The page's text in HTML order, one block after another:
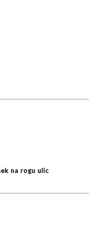
na rogu ulic